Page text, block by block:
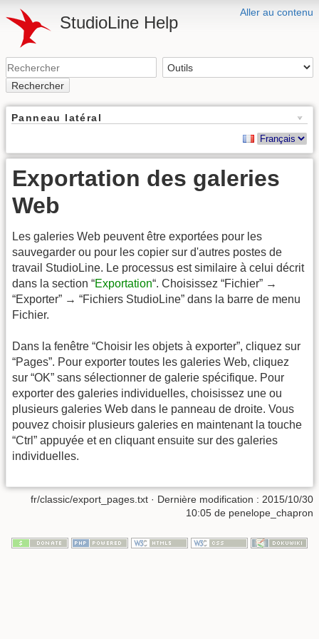
Aller au contenu
StudioLine Help
Rechercher
Panneau latéral
Exportation des galeries
Web
Les galeries Web peuvent être exportées pour les
sauvegarder ou pour les copier sur d'autres postes de
travail StudioLine. Le processus est similaire à celui décrit
dans la section “Exportation“. Choisissez “Fichier” →
“Exporter” → “Fichiers StudioLine” dans la barre de menu
Fichier.
Dans la fenêtre “Choisir les objets à exporter”, cliquez sur
“Pages”. Pour exporter toutes les galeries Web, cliquez
sur “OK” sans sélectionner de galerie spécifique. Pour
exporter des galeries individuelles, choisissez une ou
plusieurs galeries Web dans le panneau de droite. Vous
pouvez choisir plusieurs galeries en maintenant la touche
“Ctrl” appuyée et en cliquant ensuite sur des galeries
individuelles.
fr/classic/export_pages.txt · Dernière modification : 2015/10/30
10:05 de penelope_chapron